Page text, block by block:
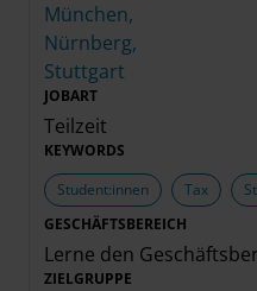
München,
Nürnberg,
Stuttgart
JOBART
Teilzeit
KEYWORDS
Student:innen
Tax
GESCHÄFTSBEREICH
Lerne den
ZIELGRUPPE